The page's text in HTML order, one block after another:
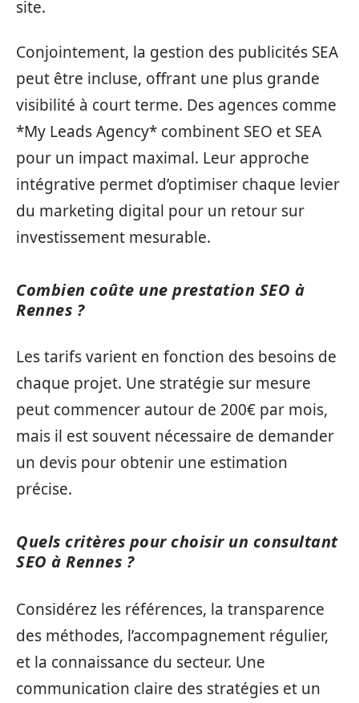
site.
Conjointement, la gestion des publicités SEA
peut être incluse, offrant une plus grande
visibilité à court terme. Des agences comme
*My Leads Agency* combinent SEO et SEA
pour un impact maximal. Leur approche
intégrative permet d’optimiser chaque levier
du marketing digital pour un retour sur
investissement mesurable.
Combien coûte une prestation SEO à
Rennes ?
Les tarifs varient en fonction des besoins de
chaque projet. Une stratégie sur mesure
peut commencer autour de 200€ par mois,
mais il est souvent nécessaire de demander
un devis pour obtenir une estimation
précise.
Quels critères pour choisir un consultant
SEO à Rennes ?
Considérez les références, la transparence
des méthodes, l’accompagnement régulier,
et la connaissance du secteur. Une
communication claire des stratégies et un